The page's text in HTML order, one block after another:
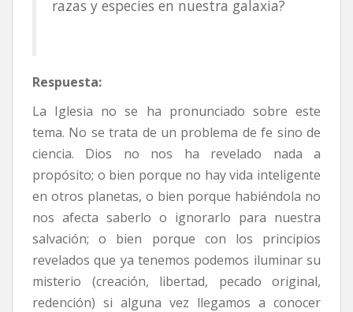
razas y especies en nuestra galaxia?
Respuesta:
La Iglesia no se ha pronunciado sobre este
tema. No se trata de un problema de fe sino de
ciencia. Dios no nos ha revelado nada a
propósito; o bien porque no hay vida inteligente
en otros planetas, o bien porque habiéndola no
nos afecta saberlo o ignorarlo para nuestra
salvación; o bien porque con los principios
revelados que ya tenemos podemos iluminar su
misterio (creación, libertad, pecado original,
redención) si alguna vez llegamos a conocer